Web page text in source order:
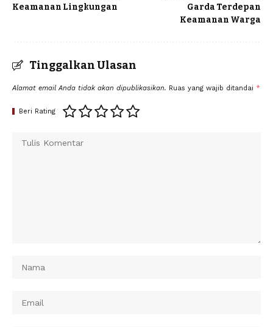
Keamanan Lingkungan
Garda Terdepan
Keamanan Warga
Tinggalkan Ulasan
Alamat email Anda tidak akan dipublikasikan. Ruas yang wajib ditandai *
Beri Rating